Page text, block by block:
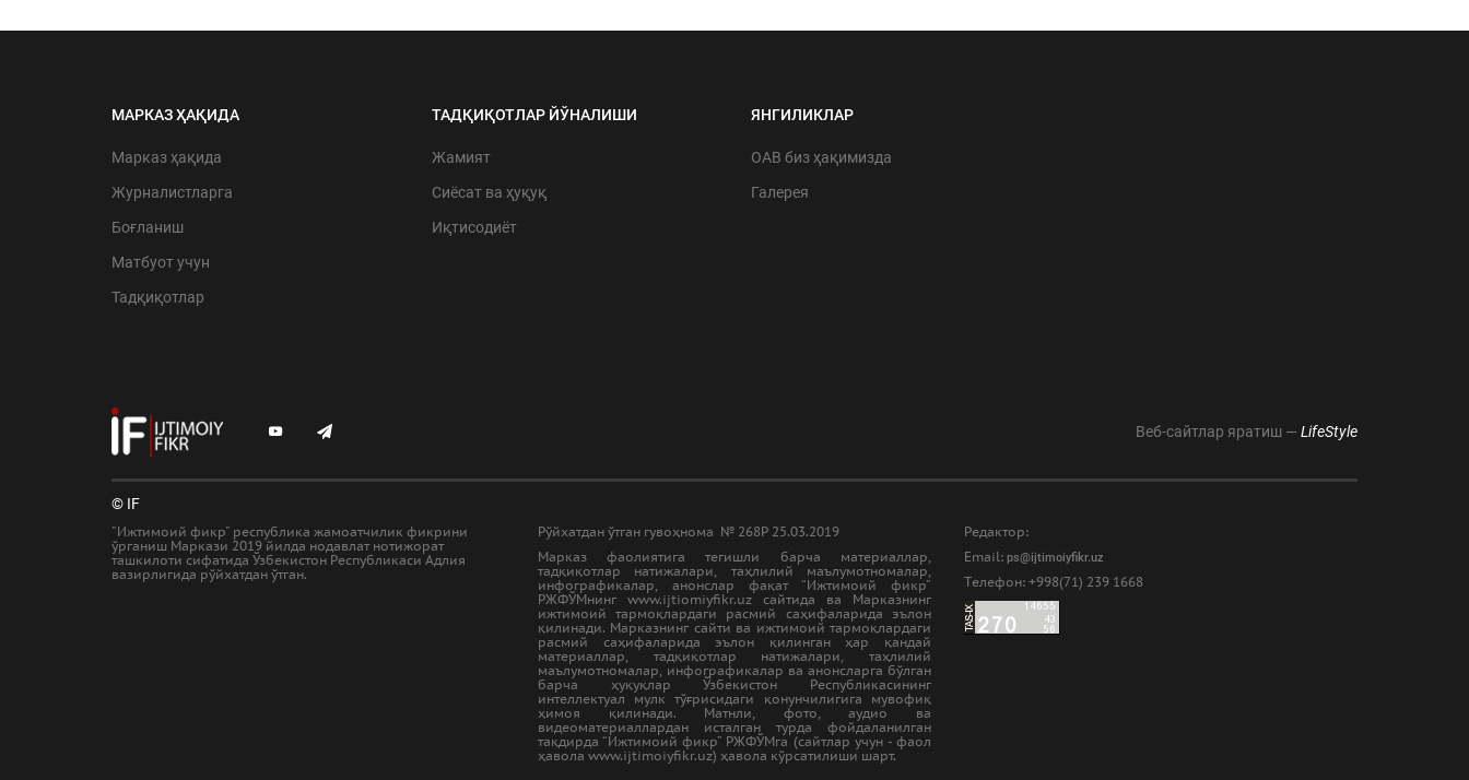
МАРКАЗ ҲАҚИДА
Марказ ҳақида
Журналистларга
Боғланиш
Матбуот учун
Тадқиқотлар
ТАДҚИҚОТЛАР ЙЎНАЛИШИ
Жамият
Сиёсат ва ҳуқуқ
Иқтисодиёт
ЯНГИЛИКЛАР
ОАВ биз ҳақимизда
Галерея
Веб-сайтлар яратиш — LifeStyle
© IF
"Ижтимоий фикр" республика жамоатчилик фикрини
ўрганиш Маркази 2019 йилда нодавлат нотижорат
ташкилоти сифатида Ўзбекистон Республикаси Адлия
вазирлигида рўйхатдан ўтган.
Рўйхатдан ўтган гувоҳнома № 268Р 25.03.2019
Марказ фаолиятига тегишли барча материаллар,
тадқиқотлар натижалари, таҳлилий маълумотномалар,
инфографикалар, анонслар фақат “Ижтимоий фикр”
РЖФЎМнинг www.ijtiomiyfikr.uz сайтида ва Марказнинг
ижтимоий тармоқлардаги расмий саҳифаларида эълон
қилинади. Марказнинг сайти ва ижтимоий тармоқлардаги
расмий саҳифаларида эълон қилинган ҳар қандай
материаллар, тадқиқотлар натижалари, таҳлилий
маълумотномалар, инфографикалар ва анонсларга бўлган
барча ҳуқуқлар Ўзбекистон Республикасининг
интеллектуал мулк тўғрисидаги қонунчилигига мувофиқ
ҳимоя қилинади. Матнли, фото, аудио ва
видеоматериаллардан исталган турда фойдаланилган
тақдирда “Ижтимоий фикр” РЖФЎМга (сайтлар учун - фаол
ҳавола www.ijtimoiyfikr.uz) ҳавола кўрсатилиши шарт.
Редактор:
Email: ps@ijtimoiyfikr.uz
Tелефон: +998(71) 239 1668